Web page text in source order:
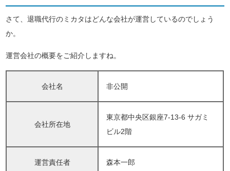
さて、退職代行のミカタはどんな会社が運営しているのでしょう
か。
運営会社の概要をご紹介しますね。
会社名 非公開
会社所在地
東京都中央区銀座7-13-6 サガミ
ビル2階
運営責任者 森本一郎